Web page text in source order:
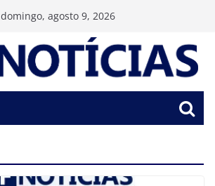
domingo, agosto 9, 2026